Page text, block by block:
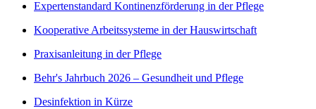
Expertenstandard Kontinenzförderung in der Pflege
Kooperative Arbeitssysteme in der Hauswirtschaft
Praxisanleitung in der Pflege
Behr's Jahrbuch 2026 – Gesundheit und Pflege
Desinfektion in Kürze